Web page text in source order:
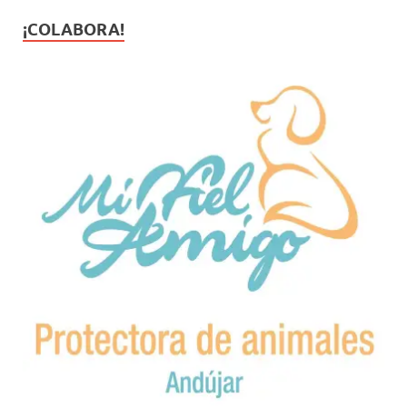
¡COLABORA!